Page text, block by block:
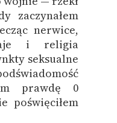
zaczynałem
nerwice,
i religia
seksualne
prawdę 0
poświęciłem